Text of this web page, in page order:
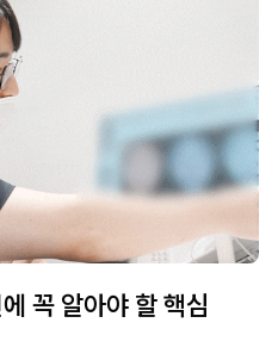
꼭 알아야 할 핵심